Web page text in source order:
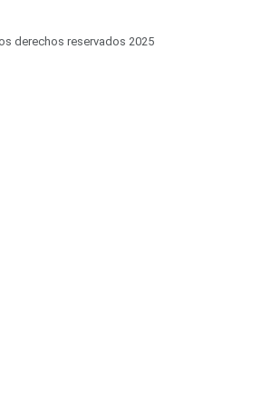
derechos reservados 2025